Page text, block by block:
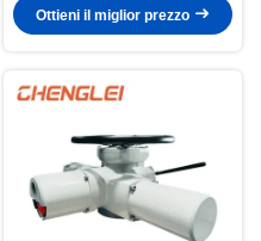
controllo delle valvole
Ottieni il miglior prezzo